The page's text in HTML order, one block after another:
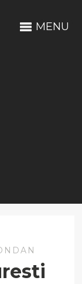
MENU